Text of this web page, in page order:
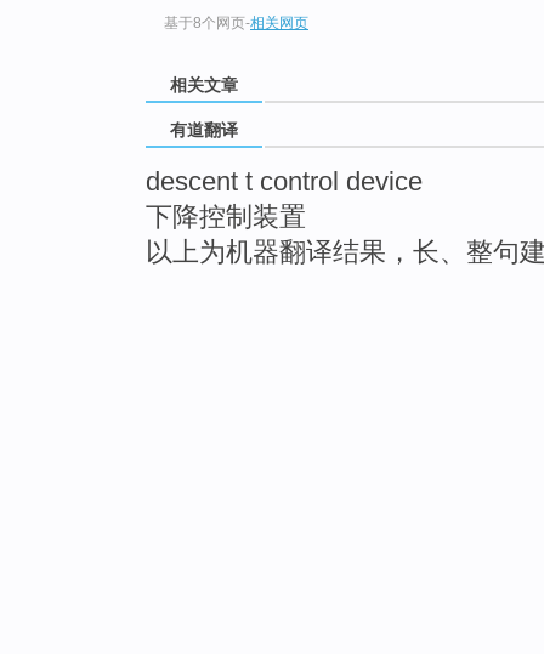
基于8个网页-相关网页
相关文章
有道翻译
descent t control device
下降控制装置
以上为机器翻译结果，长、整句